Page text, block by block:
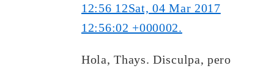
12:56 12Sat, 04 Mar 2017
12:56:02 +000002.
Hola, Thays. Disculpa, pero